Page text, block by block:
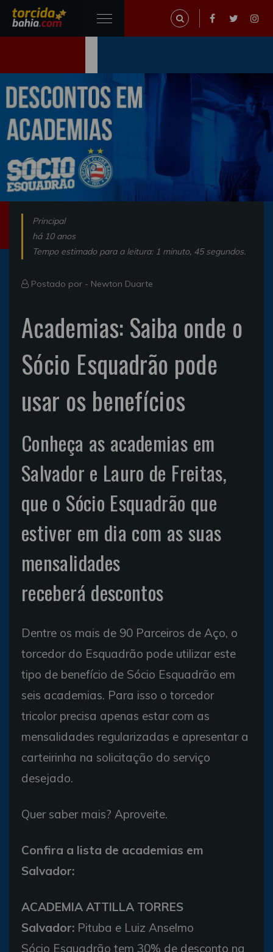
Principal
há 10 anos
Tempo estimado para a leitura: 1 minuto, 45 segundos.
Postado por - Newton Duarte
Academias: Saiba onde o
Sócio Esquadrão pode
usar os benefícios
Conheça as academias em
Salvador e Lauro de Freitas,
que o Sócio Esquadrão que
estiver em dia com as suas
mensalidades
receberá descontos
Dentre os mais de 90 Parceiros de Aço, o
torcedor do Esquadrão pode utilizar este
tipo de benefício de Sócio Esquadrão em
seis academias. Para isso o torcedor
tricolor precisa apenas estar com as
mensalidades regularizadas e apresentar a
carteirinha na solicitação do serviço
desejado.
Quer saber mais? Aproveite.
Confira a lista de academias em
Salvador:
ACADEMIA ATTILLA TORRES
Salvador: Pituba e Luiz Anselmo
Sócio Esquadrão tem 30% de desconto na